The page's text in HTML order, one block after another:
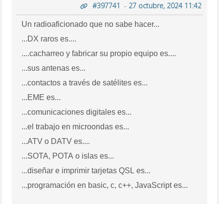
#397741 - 27 octubre, 2024 11:42
Un radioaficionado que no sabe hacer...
...DX raros es....
....cacharreo y fabricar su propio equipo es....
...sus antenas es...
...contactos a través de satélites es...
...EME es...
...comunicaciones digitales es...
...el trabajo en microondas es...
...ATV o DATV es....
...SOTA, POTA o islas es...
...diseñar e imprimir tarjetas QSL es...
...programación en basic, c, c++, JavaScript es...